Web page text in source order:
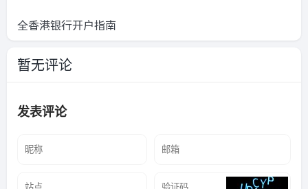
全香港银行开户指南
暂无评论
发表评论